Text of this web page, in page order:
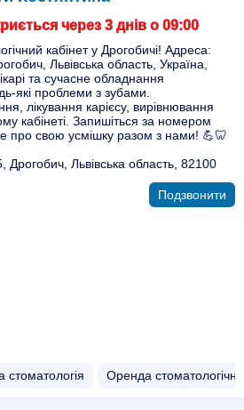
через 3 днів о 09:00
кабінет у Дрогобичі! Адреса:
Львівська область, Україна,
та сучасне обладнання
які проблеми з зубами.
лікування карієсу, вирівнювання
кабінеті. Запишіться за номером
про свою усмішку разом з нами! 💪🦷
Дрогобич, Львівська область, 82100
Подзвонити
стоматологія Оренда